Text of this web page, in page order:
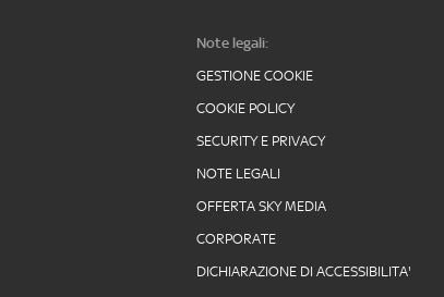
Note legali:
GESTIONE COOKIE
COOKIE POLICY
SECURITY E PRIVACY
NOTE LEGALI
OFFERTA SKY MEDIA
CORPORATE
DICHIARAZIONE DI ACCESSIBILITA'